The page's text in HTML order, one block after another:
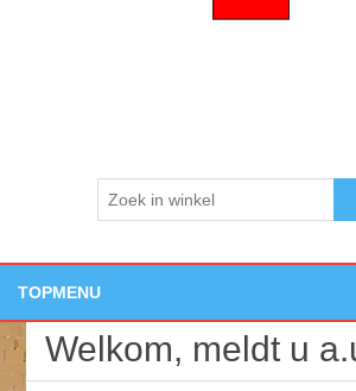
TOPMENU
Openingstijden:
Losse onderdelen
Welkom, meldt u